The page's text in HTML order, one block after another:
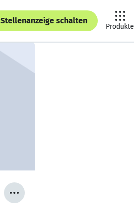
Stellenanzeige schalten
Produkte